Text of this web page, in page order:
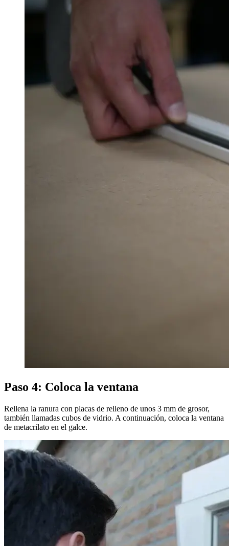
Paso 4: Coloca la ventana
Rellena la ranura con placas de relleno de unos 3 mm de grosor,
también llamadas cubos de vidrio. A continuación, coloca la ventana
de metacrilato en el galce.